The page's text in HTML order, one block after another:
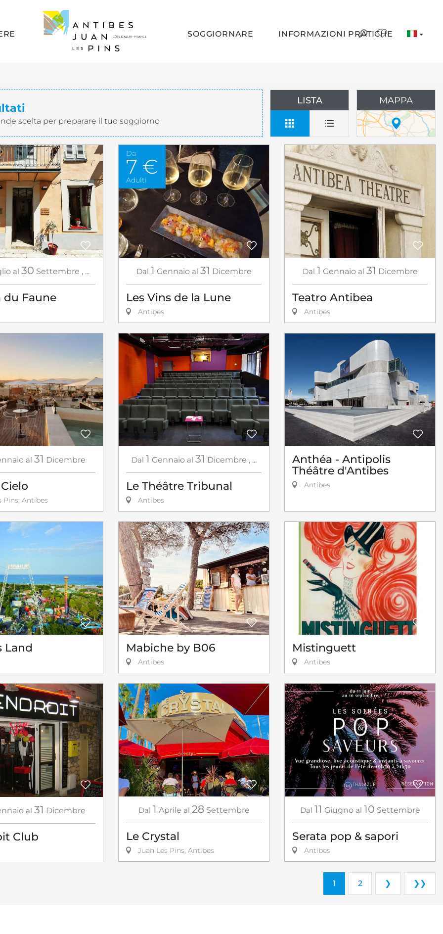
SOGGIORNARE INFORMAZIONI PRATICHE
scelta per preparare il tuo soggiorno
LISTA MAPPA
al 30 Settembre , ...
du Faune
Da
7 €
Adulti
Dal 1 Gennaio al 31 Dicembre
Les Vins de la Lune
Antibes
Dal 1 Gennaio al 31 Dicembre
Teatro Antibea
Antibes
al 31 Dicembre
Pins, Antibes
Dal 1 Gennaio al 31 Dicembre , ...
Le Théâtre Tribunal
Antibes
Anthéa - Antipolis
Théâtre d'Antibes
Antibes
Land Mabiche by B06
Antibes
Mistinguett
Antibes
al 31 Dicembre
Club
Dal 1 Aprile al 28 Settembre
Le Crystal
Juan Les Pins, Antibes
Dal 11 Giugno al 10 Settembre
Serata pop & sapori
Antibes
1 2 ❯ ❯❯